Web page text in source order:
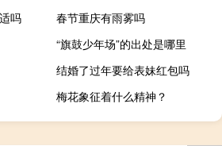
吗
春节重庆有雨雾吗
“旗鼓少年场”的出处是哪里
结婚了过年要给表妹红包吗
梅花象征着什么精神？